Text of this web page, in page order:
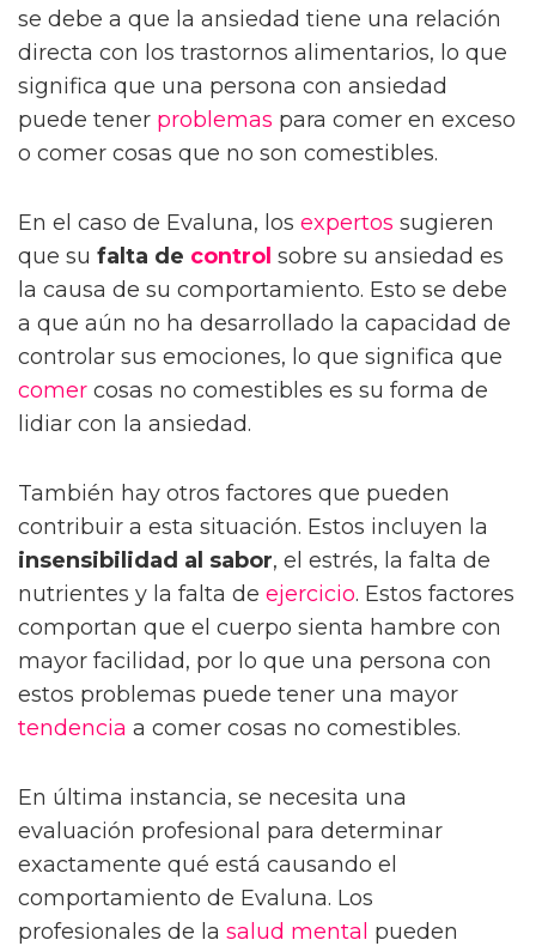
se debe a que la ansiedad tiene una relación
directa con los trastornos alimentarios, lo que
significa que una persona con ansiedad
puede tener problemas para comer en exceso
o comer cosas que no son comestibles.
En el caso de Evaluna, los expertos sugieren
que su falta de control sobre su ansiedad es
la causa de su comportamiento. Esto se debe
a que aún no ha desarrollado la capacidad de
controlar sus emociones, lo que significa que
comer cosas no comestibles es su forma de
lidiar con la ansiedad.
También hay otros factores que pueden
contribuir a esta situación. Estos incluyen la
insensibilidad al sabor, el estrés, la falta de
nutrientes y la falta de ejercicio. Estos factores
comportan que el cuerpo sienta hambre con
mayor facilidad, por lo que una persona con
estos problemas puede tener una mayor
tendencia a comer cosas no comestibles.
En última instancia, se necesita una
evaluación profesional para determinar
exactamente qué está causando el
comportamiento de Evaluna. Los
profesionales de la salud mental pueden